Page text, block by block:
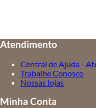
Atendimento
Central de Ajuda -
Trabalhe Conosco
Nossas lojas
Minha Conta